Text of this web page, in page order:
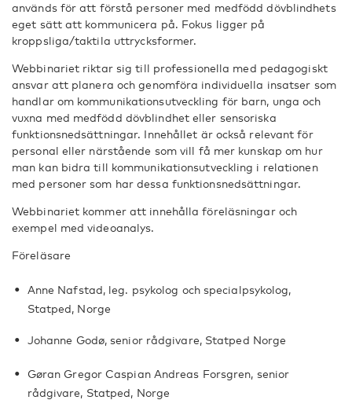
används för att förstå personer med medfödd dövblindhets
eget sätt att kommunicera på. Fokus ligger på
kroppsliga/taktila uttrycksformer.
Webbinariet riktar sig till professionella med pedagogiskt
ansvar att planera och genomföra individuella insatser som
handlar om kommunikationsutveckling för barn, unga och
vuxna med medfödd dövblindhet eller sensoriska
funktionsnedsättningar. Innehållet är också relevant för
personal eller närstående som vill få mer kunskap om hur
man kan bidra till kommunikationsutveckling i relationen
med personer som har dessa funktionsnedsättningar.
Webbinariet kommer att innehålla föreläsningar och
exempel med videoanalys.
Föreläsare
Anne Nafstad, leg. psykolog och specialpsykolog,
Statped, Norge
Johanne Godø, senior rådgivare, Statped Norge
Gøran Gregor Caspian Andreas Forsgren, senior
rådgivare, Statped, Norge